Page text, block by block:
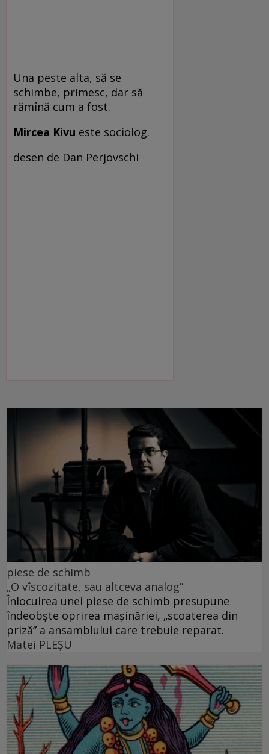
Una peste alta, să se
schimbe, primesc, dar să
rămînă cum a fost.
Mircea Kivu este sociolog.
desen de Dan Perjovschi
piese de schimb
„O vîscozitate, sau altceva analog”
Înlocuirea unei piese de schimb presupune
îndeobște oprirea mașinăriei, „scoaterea din
priză” a ansamblului care trebuie reparat.
Matei PLEŞU